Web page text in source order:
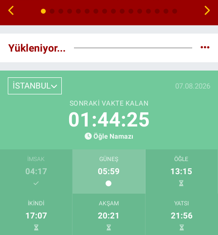
Yükleniyor...
İSTANBUL 07.08.2026
SONRAKI VAKTE KALAN
01:44:24
Öğle Namazı
İMSAK
04:17
GÜNEŞ
05:59
ÖĞLE
13:15
İKINDI
17:07
AKŞAM
20:21
YATSI
21:56